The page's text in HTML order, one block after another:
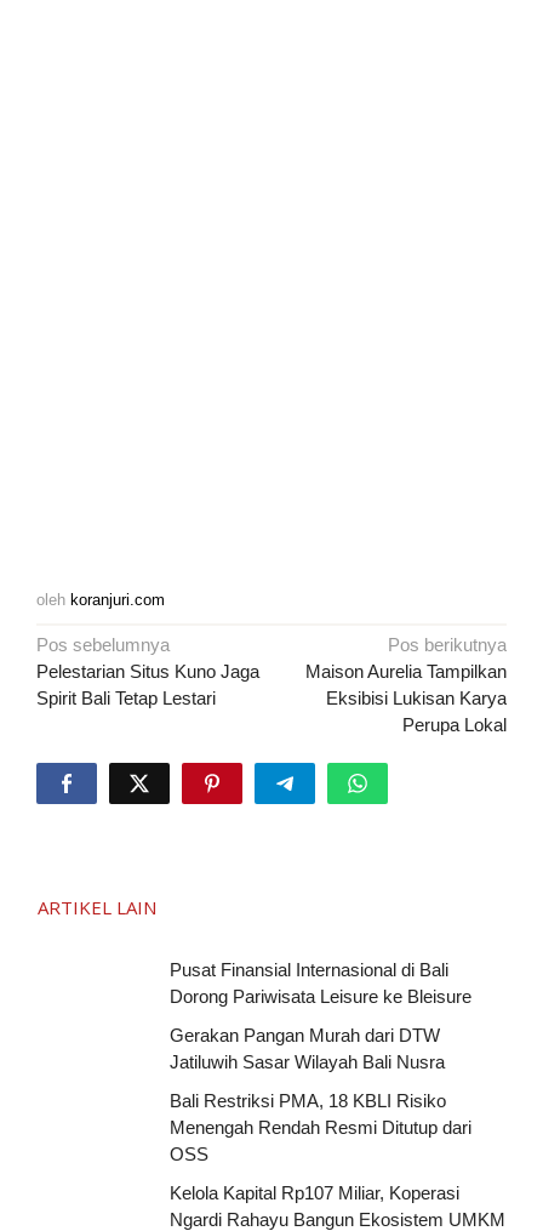
oleh koranjuri.com
Navigasi
pos
Pos sebelumnya
Pelestarian Situs Kuno Jaga
Spirit Bali Tetap Lestari
Pos berikutnya
Maison Aurelia Tampilkan
Eksibisi Lukisan Karya
Perupa Lokal
ARTIKEL LAIN
Pusat Finansial Internasional di Bali
Dorong Pariwisata Leisure ke Bleisure
Gerakan Pangan Murah dari DTW
Jatiluwih Sasar Wilayah Bali Nusra
Bali Restriksi PMA, 18 KBLI Risiko
Menengah Rendah Resmi Ditutup dari
OSS
Kelola Kapital Rp107 Miliar, Koperasi
Ngardi Rahayu Bangun Ekosistem UMKM